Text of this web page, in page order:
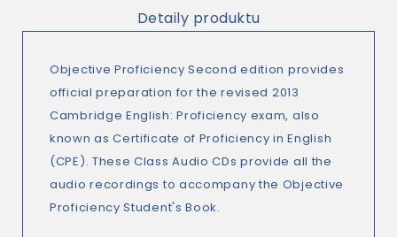
Detaily produktu
Objective Proficiency Second edition provides
official preparation for the revised 2013
Cambridge English: Proficiency exam, also
known as Certificate of Proficiency in English
(CPE). These Class Audio CDs provide all the
audio recordings to accompany the Objective
Proficiency Student's Book.